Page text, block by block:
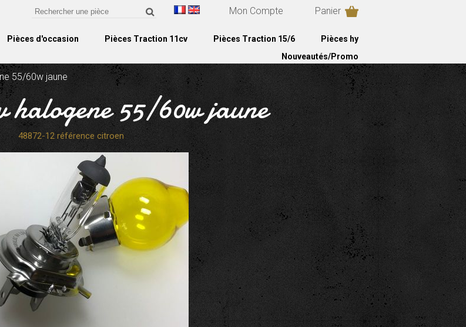
Mon Compte Panier
Pièces d'occasion Pièces Traction 11cv Pièces Traction 15/6
Pièces hy
Nouveautés/Promo
55/60w jaune
halogene 55/60w jaune
48872-12 référence citroen